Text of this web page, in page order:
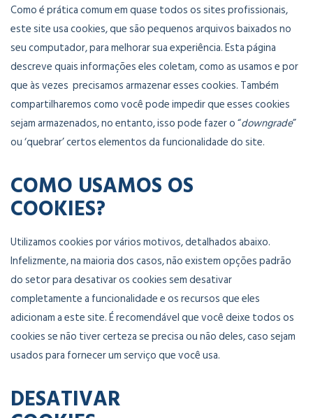
Como é prática comum em quase todos os sites profissionais,
este site usa cookies, que são pequenos arquivos baixados no
seu computador, para melhorar sua experiência. Esta página
descreve quais informações eles coletam, como as usamos e por
que às vezes precisamos armazenar esses cookies. Também
compartilharemos como você pode impedir que esses cookies
sejam armazenados, no entanto, isso pode fazer o “downgrade”
ou ‘quebrar’ certos elementos da funcionalidade do site.
COMO USAMOS OS
COOKIES?
Utilizamos cookies por vários motivos, detalhados abaixo.
Infelizmente, na maioria dos casos, não existem opções padrão
do setor para desativar os cookies sem desativar
completamente a funcionalidade e os recursos que eles
adicionam a este site. É recomendável que você deixe todos os
cookies se não tiver certeza se precisa ou não deles, caso sejam
usados ​​para fornecer um serviço que você usa.
DESATIVAR